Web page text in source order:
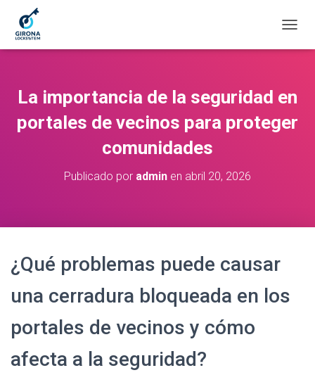
A
A
M
I
La importancia de la seguridad en
portales de vecinos para proteger
comunidades
Publicado por admin en abril 20, 2026
¿Qué problemas puede causar
una cerradura bloqueada en los
portales de vecinos y cómo
afecta a la seguridad?